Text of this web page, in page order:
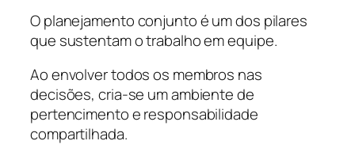
O planejamento conjunto é um dos pilares
que sustentam o trabalho em equipe.
Ao envolver todos os membros nas
decisões, cria-se um ambiente de
pertencimento e responsabilidade
compartilhada.